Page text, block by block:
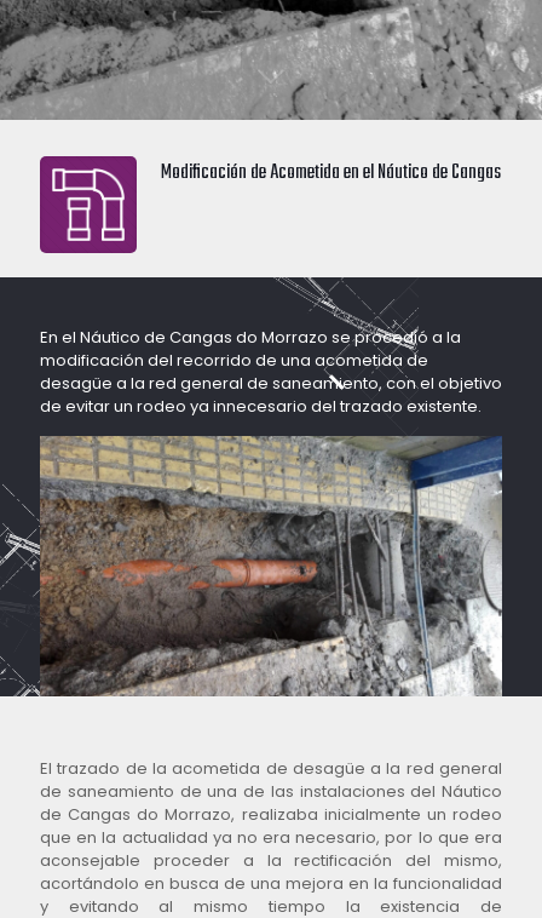
Modificación de Acometida en el Náutico de Cangas
En el Náutico de Cangas do Morrazo se procedió a la
modificación del recorrido de una acometida de
desagüe a la red general de saneamiento, con el objetivo
de evitar un rodeo ya innecesario del trazado existente.
El trazado de la acometida de desagüe a la red general
de saneamiento de una de las instalaciones del Náutico
de Cangas do Morrazo, realizaba inicialmente un rodeo
que en la actualidad ya no era necesario, por lo que era
aconsejable proceder a la rectificación del mismo,
acortándolo en busca de una mejora en la funcionalidad
y evitando al mismo tiempo la existencia de